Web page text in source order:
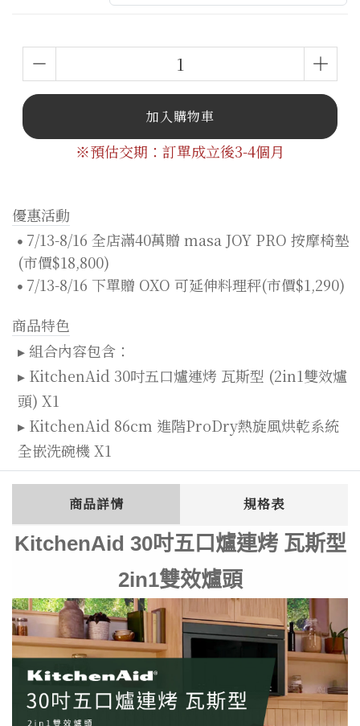
加入購物車
※預估交期：訂單成立後3-4個月
優惠活動
7/13-8/16 全店滿40萬贈 masa JOY PRO 按摩椅墊
(市價$18,800)
7/13-8/16 下單贈 OXO 可延伸料理秤(市價$1,290)
商品特色
▸ 組合內容包含：
▸ KitchenAid 30吋五口爐連烤 瓦斯型 (2in1雙效爐
頭) X1
▸ KitchenAid 86cm 進階ProDry熱旋風烘乾系統
全嵌洗碗機 X1
商品詳情 規格表
KitchenAid 30吋五口爐連烤 瓦斯型
2in1雙效爐頭